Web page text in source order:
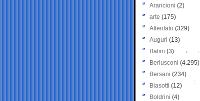
Arancioni (2)
arte (175)
Attentato (329)
Auguri (13)
Batini (3)
Berlusconi (4.295)
Bersani (234)
Biasotti (12)
Boldrini (4)